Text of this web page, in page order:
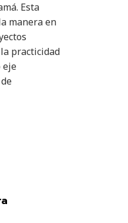
Esta
manera en
practicidad
eje